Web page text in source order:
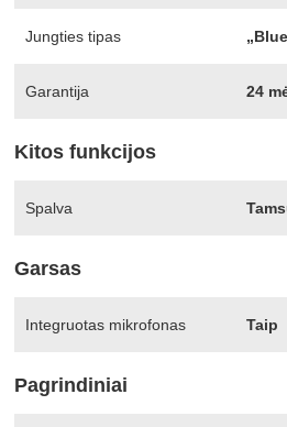
Jungties tipas
Garantija 24
Kitos funkcijos
Spalva
Garsas
Integruotas mikrofonas Taip
Pagrindiniai